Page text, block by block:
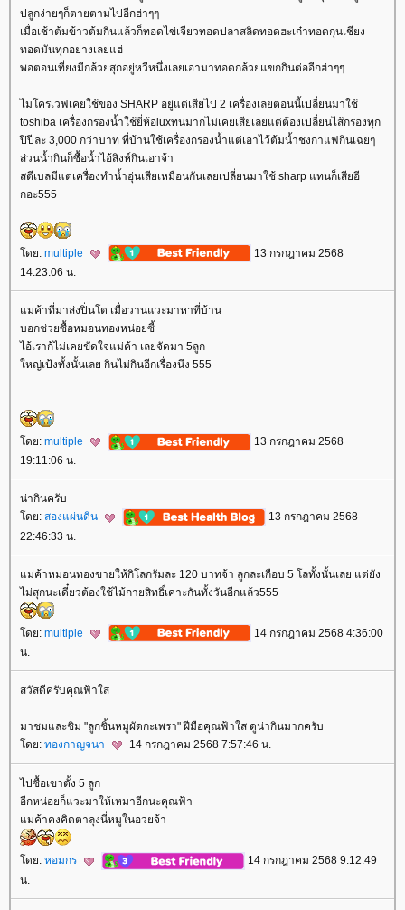
ปลูกง่ายๆก็ตายตามไปอีกฮ่าๆๆ
เมื่อเช้าต้มข้าวต้มกินแล้วก็ทอดไข่เจียวทอดปลาสลิดทอดฮะเก๋าทอดกุนเชียง
ทอดมันทุกอย่างเลยแฮ่
พอตอนเที่ยงมีกล้วยสุกอยู่หวีหนึ่งเลยเอามาทอดกล้วยแขกกินต่ออีกฮ่าๆๆ
ไมโครเวฟเคยใช้ของ SHARP อยู่แต่เสียไป 2 เครื่องเลยตอนนี้เปลี่ยนมาใช้
toshiba เครื่องกรองน้ำใช้ยี่ห้อluxทนมากไม่เคยเสียเลยแต่ต้องเปลี่ยนไส้กรองทุก
ปีปีละ 3,000 กว่าบาท ที่บ้านใช้เครื่องกรองน้ำแต่เอาไว้ต้มน้ำชงกาแฟกินเฉยๆ
ส่วนน้ำกินก็ซื้อน้ำไอ้สิงห์กินเอาจ้า
สตีเบลมีแต่เครื่องทำน้ำอุ่นเสียเหมือนกันเลยเปลี่ยนมาใช้ sharp แทนก็เสียอี
กอะ555
ดย: multiple
13 กรกฎาคม 2568
14:23:06 น.
ม่ค้าที่มาส่งปิ่นโต เมื่อวานแวะมาหาที่บ้าน
บอกช่วยซื้อหมอนทองหน่อยซี้
ไอ้เราก้ไม่เคยขัดใจแม่ค้า เลยจัดมา 5ลูก
หญ่เป้งทั้งนั้นเลย กินไม่กินอีกเรื่องนึง 555
ดย: multiple
13 กรกฎาคม 2568
19:11:06 น.
น่ากินครับ
ดย: สองแผ่นดิน
13 กรกฎาคม 2568
22:46:33 น.
ม่ค้าหมอนทองขายให้กิโลกรัมละ 120 บาทจ้า ลูกละเกือบ 5 โลทั้งนั้นเลย แต่ยัง
ไม่สุกนะเดี๋ยวต้องใช้ไม้กายสิทธิ์เคาะกันทั้งวันอีกแล้ว555
ดย: multiple
14 กรกฎาคม 2568 4:36:00
น.
สวัสดีครับคุณฟ้าใส
มาชมและชิม "ลูกชิ้นหมูผัดกะเพรา" ฝีมือคุณฟ้าใส ดูน่ากินมากครับ
ดย: ทองกาญจนา 14 กรกฎาคม 2568 7:57:46 น.
ไปซื้อเขาตั้ง 5 ลูก
อีกหน่อยก็แวะมาให้เหมาอีกนะคุณฟ้า
ม่ค้าคงคิดตาลุงนี่หมูในอวยจ้า
ดย: หอมกร
14 กรกฎาคม 2568 9:12:49
น.